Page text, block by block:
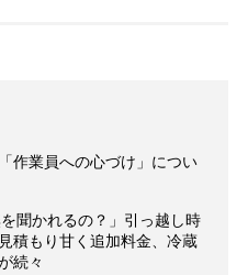
作業員への心づけ」につい
聞かれるの？」引っ越し時
積もり甘く追加料金、冷蔵
続々